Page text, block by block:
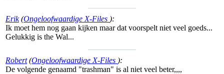
Erik(Ongeloofwaardige X-Files ):
Ik moet hem nog gaan kijken maar dat voorspelt niet veel goeds...
Gelukkig is the Wal...
Robert(Ongeloofwaardige X-Files ):
De volgende genaamd "trashman" is al niet veel beter,,,,